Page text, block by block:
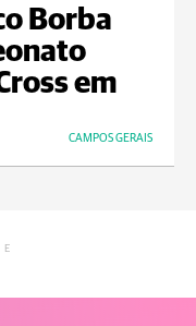
Borba
em
CAMPOS GERAIS